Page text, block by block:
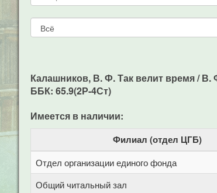
Калашников, В. Ф. Так велит время / В.
ББК: 65.9(2Р-4Ст)
Имеется в наличии:
Филиал (отдел ЦГБ)
Отдел организации единого фонда
Общий читальный зал